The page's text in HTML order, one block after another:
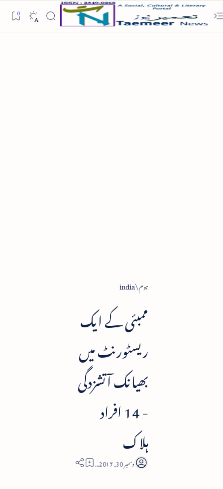
ہوم india
ممبئی کے ایک
ریسٹورنٹ میں
بھیانک آتشزدگی
- 14 افراد
ہلاک
4